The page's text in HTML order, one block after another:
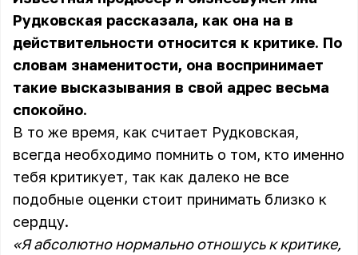
Рудковская рассказала, как она на в
действительности относится к критике. По
словам знаменитости, она воспринимает
такие высказывания в свой адрес весьма
спокойно.
В то же время, как считает Рудковская,
всегда необходимо помнить о том, кто именно
тебя критикует, так как далеко не все
подобные оценки стоит принимать близко к
сердцу.
«Я абсолютно нормально отношусь к критике,